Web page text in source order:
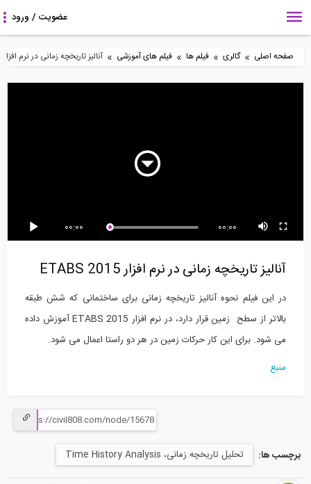
صفحه اصلی » گالری » فیلم ها » فیلم های آموزشی » آنالیز تاریخچه زمانی در نرم افزار ETABS 2015
26:27
نرم افزار CSI SAFE...
8:43
11:57
در نرم افزار...
00:00 00:00
آنالیز تاریخچه زمانی در نرم افزار ETABS 2015
در این فیلم نحوه آنالیز تاریخچه زمانی برای ساختمانی که شش طبقه
بالاتر از سطح زمین قرار دارد، در نرم افزار ETABS 2015 آموزش داده
می شود. برای این کار حرکات زمین در هر دو راستا اعمال می شود.
منبع
برچسب ها: تحلیل تاریخچه زمانی، Time History Analysis